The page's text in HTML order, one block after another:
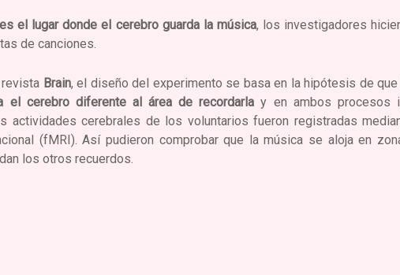
es el lugar donde el cerebro guarda la música, los investigadores
de canciones.
Brain, el diseño del experimento se basa en la hipótesis de que
el cerebro diferente al área de recordarla y en ambos procesos
actividades cerebrales de los voluntarios fueron registradas
(fMRI). Así pudieron comprobar que la música se aloja en
los otros recuerdos.